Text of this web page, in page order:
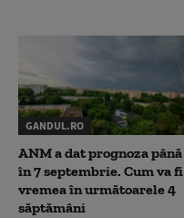
GANDUL.RO
ANM a dat prognoza până
în 7 septembrie. Cum va fi
vremea în următoarele 4
săptămâni